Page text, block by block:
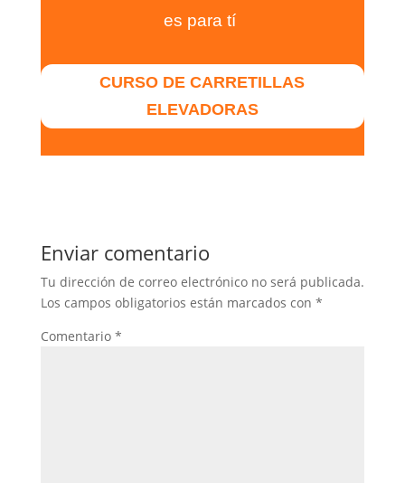
es para tí
CURSO DE CARRETILLAS
ELEVADORAS
Enviar comentario
Tu dirección de correo electrónico no será publicada.
Los campos obligatorios están marcados con *
Comentario *